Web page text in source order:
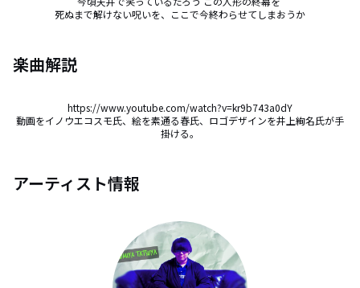
死ぬまで解けない呪いを、ここで今終わらせてしまおうか
楽曲解説
https://www.youtube.com/watch?v=kr9b743a0dY
動画をイノウエコスモ氏、絵を素通る春氏、ロゴデザインを井上絢名氏が手
掛ける。
アーティスト情報